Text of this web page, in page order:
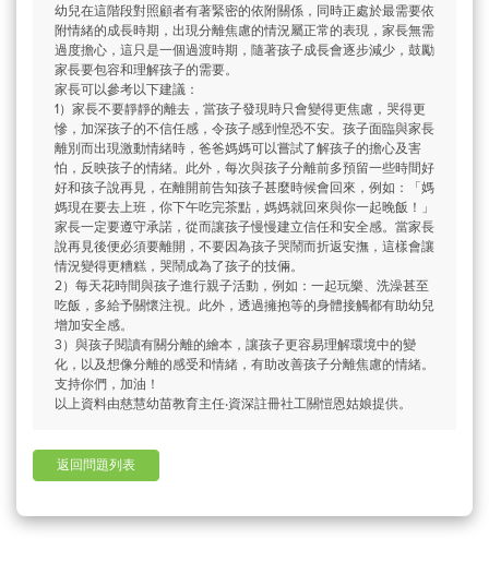
幼兒在這階段對照顧者有著緊密的依附關係，同時正處於最需要依
附情緒的成長時期，出現分離焦慮的情況屬正常的表現，家長無需
過度擔心，這只是一個過渡時期，隨著孩子成長會逐步減少，鼓勵
家長要包容和理解孩子的需要。
家長可以參考以下建議：
1）家長不要靜靜的離去，當孩子發現時只會變得更焦慮，哭得更
慘，加深孩子的不信任感，令孩子感到惶恐不安。孩子面臨與家長
離別而出現激動情緒時，爸爸媽媽可以嘗試了解孩子的擔心及害
怕，反映孩子的情緒。此外，每次與孩子分離前多預留一些時間好
好和孩子說再見，在離開前告知孩子甚麼時候會回來，例如：「媽
媽現在要去上班，你下午吃完茶點，媽媽就回來與你一起晚飯！」
家長一定要遵守承諾，從而讓孩子慢慢建立信任和安全感。當家長
說再見後便必須要離開，不要因為孩子哭鬧而折返安撫，這樣會讓
情況變得更糟糕，哭鬧成為了孩子的技倆。
2）每天花時間與孩子進行親子活動，例如：一起玩樂、洗澡甚至
吃飯，多給予關懷注視。此外，透過擁抱等的身體接觸都有助幼兒
增加安全感。
3）與孩子閱讀有關分離的繪本，讓孩子更容易理解環境中的變
化，以及想像分離的感受和情緒，有助改善孩子分離焦慮的情緒。
支持你們，加油！
以上資料由慈慧幼苗教育主任‧資深註冊社工關愷恩姑娘提供。
返回問題列表